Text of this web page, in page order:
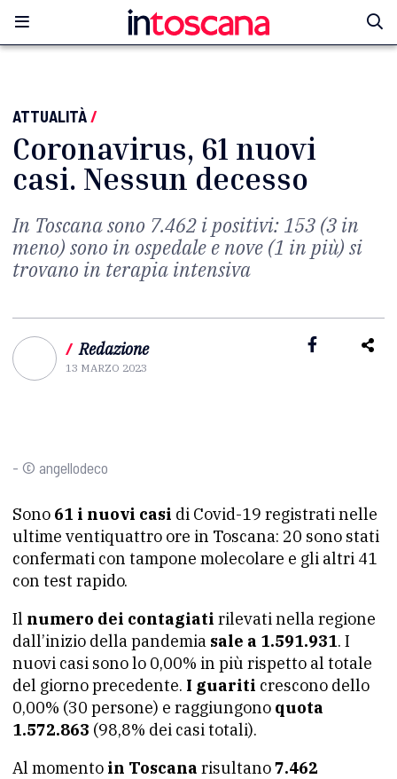
ATTUALITÀ/
Coronavirus, 61 nuovi
casi. Nessun decesso
In Toscana sono 7.462 i positivi: 153 (3 in
meno) sono in ospedale e nove (1 in più) si
trovano in terapia intensiva
/ Redazione
13 MARZO 2023
- © angellodeco
Sono 61 i nuovi casi di Covid-19 registrati nelle
ultime ventiquattro ore in Toscana: 20 sono stati
confermati con tampone molecolare e gli altri 41
con test rapido.
Il numero dei contagiati rilevati nella regione
dall’inizio della pandemia sale a 1.591.931. I
nuovi casi sono lo 0,00% in più rispetto al totale
del giorno precedente. I guariti crescono dello
0,00% (30 persone) e raggiungono quota
1.572.863 (98,8% dei casi totali).
Al momento in Toscana risultano7.462